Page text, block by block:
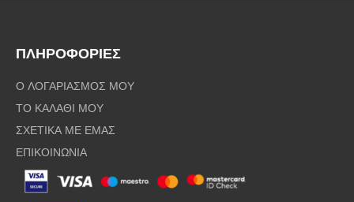
ΠΛΗΡΟΦΟΡΙΕΣ
Ο ΛΟΓΑΡΙΑΣΜΟΣ ΜΟΥ
ΤΟ ΚΑΛΑΘΙ ΜΟΥ
ΣΧΕΤΙΚΑ ΜΕ ΕΜΑΣ
ΕΠΙΚΟΙΝΩΝΙΑ